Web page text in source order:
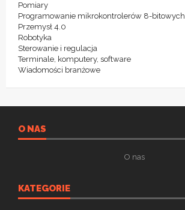
Pomiary
Programowanie mikrokontrolerów 8-bitowych
Przemysł 4.0
Robotyka
Sterowanie i regulacja
Terminale, komputery, software
Wiadomości branżowe
O NAS
O nas
KATEGORIE